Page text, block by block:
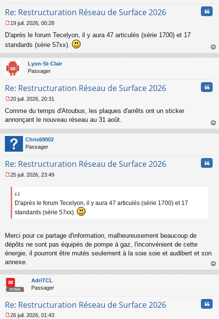
o
l
u
Re: Restructuration Réseau de Surface 2026
e
s
a
g
e
o
l
u
19 juil. 2026, 00:28
D'après le forum Tecelyon, il y aura 47 articulés (série 1700) et 17
standards (série 57xx).
au
Lyon-St-Clair
Passager
Re: Restructuration Réseau de Surface 2026
e
s
a
g
e
o
l
20 juil. 2026, 20:31
Comme du temps d'Atoubus, les plaques d'arrêts ont un sticker
annonçant le nouveau réseau au 31 août.
au
Chris69002
Passager
Re: Restructuration Réseau de Surface 2026
e
o
n
l
u
25 juil. 2026, 23:49
D'après le forum Tecelyon, il y aura 47 articulés (série 1700) et 17
standards (série 57xx).
Merci pour ce partage d'information, malheureusement beaucoup de
dépôts ne sont pas équipés de pompe à gaz, l'inconvénient de cette
énergie, il pourront être mutés seulement à la soie soie et audibert et son
annexe.
au
AdriTCL
Passager
Re: Restructuration Réseau de Surface 2026
26 juil. 2026, 01:43